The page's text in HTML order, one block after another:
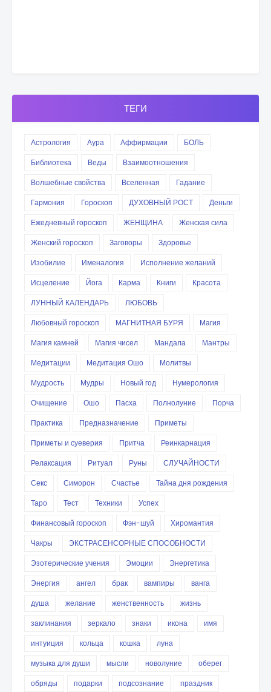
ТЕГИ
Астрология Аура Аффирмации
БОЛЬ
Библиотека
Веды
Взаимоотношения
Волшебные свойства
Вселенная
Гадание
Гармония
Гороскоп ДУХОВНЫЙ РОСТ
Деньги
Ежедневный гороскоп
ЖЕНЩИНА
Женская сила
Женский гороскоп
Заговоры
Здоровье
Изобилие
Именалогия
Исполнение желаний
Исцеление
Йога Карма Книги
Красота
ЛУННЫЙ КАЛЕНДАРЬ
ЛЮБОВЬ
Любовный гороскоп
МАГНИТНАЯ БУРЯ
Магия
Магия камней
Магия чисел Мандала
Мантры
Медитации
Медитация Ошо
Молитвы
Мудрость
Мудры Новый год
Нумерология
Очищение
Ошо Пасха Полнолуние
Порча
Практика
Предназначение
Приметы
Приметы и суеверия
Притча
Реинкарнация
Релаксация
Ритуал Руны
СЛУЧАЙНОСТИ
Секс
Симорон Счастье
Тайна дня рождения
Таро
Тест Техники
Успех
Финансовый гороскоп
Фэн-шуй
Хиромантия
Чакры
ЭКСТРАСЕНСОРНЫЕ СПОСОБНОСТИ
Эзотерические учения
Эмоции
Энергетика
Энергия
ангел брак вампиры
ванга
душа
желание женственность
жизнь
заклинания
зеркало знаки икона
имя
интуиция
кольца кошка
луна
музыка для души
мысли новолуние
оберег
обряды
подарки подсознание
праздник